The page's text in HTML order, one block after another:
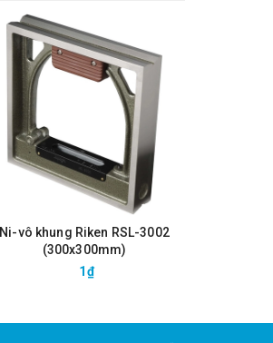
Ni-vô khung Riken RSL-3002
(300x300mm)
1₫